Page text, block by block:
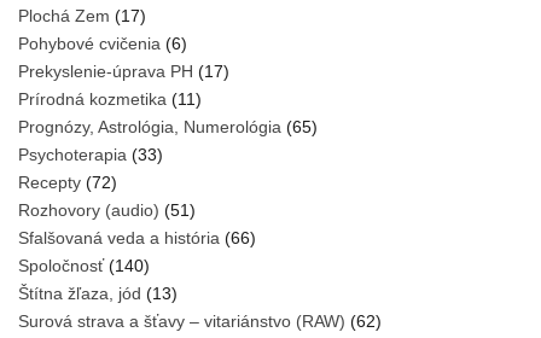
Plochá Zem (17)
Pohybové cvičenia (6)
Prekyslenie-úprava PH (17)
Prírodná kozmetika (11)
Prognózy, Astrológia, Numerológia (65)
Psychoterapia (33)
Recepty (72)
Rozhovory (audio) (51)
Sfalšovaná veda a história (66)
Spoločnosť(140)
Štítna žľaza, jód (13)
Surová strava a šťavy – vitariánstvo (RAW) (62)